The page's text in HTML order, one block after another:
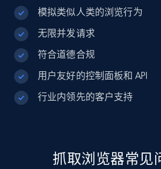
模拟类似人类的浏览行为
无限并发请求
符合道德合规
用户友好的控制面板和 API
行业内领先的客户支持
抓取浏览器常见